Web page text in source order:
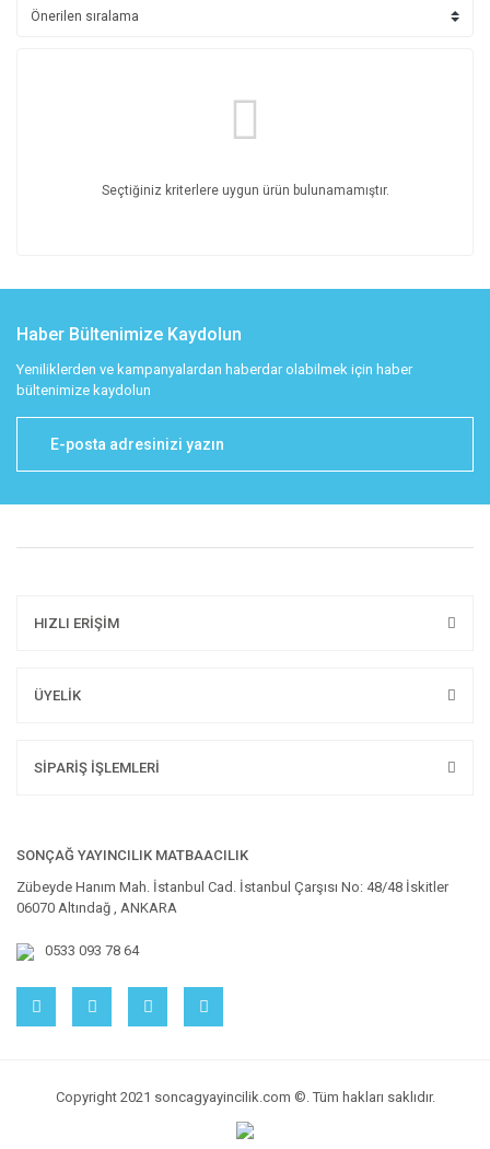
Seçtiğiniz kriterlere uygun ürün bulunamamıştır.
Haber Bültenimize Kaydolun
Yeniliklerden ve kampanyalardan haberdar olabilmek için haber
bültenimize kaydolun
HIZLI ERİŞİM
ÜYELİK
SİPARİŞ İŞLEMLERİ
SONÇAĞ YAYINCILIK MATBAACILIK
Zübeyde Hanım Mah. İstanbul Cad. İstanbul Çarşısı No: 48/48 İskitler
06070 Altındağ , ANKARA
0533 093 78 64
Copyright 2021 soncagyayincilik.com ©. Tüm hakları saklıdır.